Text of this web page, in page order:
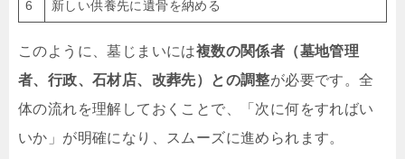
6 新しい供養先に遺骨を納める
このように、墓じまいには複数の関係者（墓地管理
者、行政、石材店、改葬先）との調整が必要です。全
体の流れを理解しておくことで、「次に何をすればい
いか」が明確になり、スムーズに進められます。